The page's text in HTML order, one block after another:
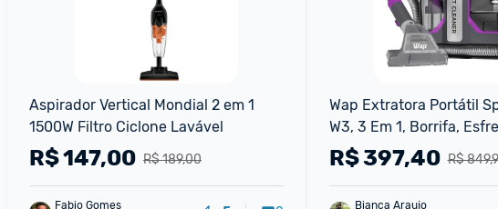
Aspirador Vertical Mondial 2 em 1
1500W Filtro Ciclone Lavável
R$ 189,00
R$147,00
Fabio Gomes
Wap Extratora Portátil
W3, 3 Em 1, Borrifa,
Com Sistema De
127v
R$
R$397,40
Bianca Araujo